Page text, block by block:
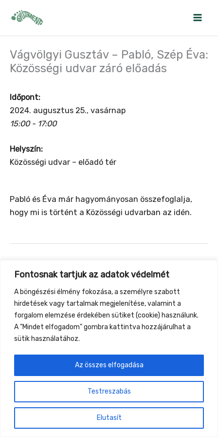
Fontosnak tartjuk az adatok védelmét
A böngészési élmény fokozása, a személyre szabott
hirdetések vagy tartalmak megjelenítése, valamint a
forgalom elemzése érdekében sütiket (cookie) használunk.
A "Mindet elfogadom" gombra kattintva hozzájárulhat a
sütik használatához.
Testreszabás
Elutasít
Az összes elfogadása
Vágvölgyi Gusztáv – Pabló, Szép Éva:
Közösségi udvar záró előadás
Időpont:
2024. augusztus 25., vasárnap
15:00 - 17:00
Helyszín:
Közösségi udvar – előadó tér
Pabló és Éva már hagyományosan összefoglalja,
hogy mi is történt a Közösségi udvarban az idén.
Gyüttment Találkozó, 2026. augusztus 27-30.,
Csobánkapuszta